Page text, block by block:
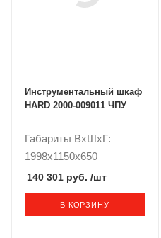
Инструментальный шкаф
HARD 2000-009011 ЧПУ
Габариты ВxШxГ:
1998x1150x650
140 301 руб. /шт
В КОРЗИНУ